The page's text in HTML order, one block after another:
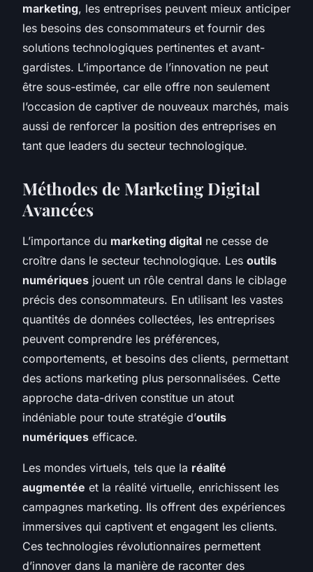
marketing, les entreprises peuvent mieux anticiper
les besoins des consommateurs et fournir des
solutions technologiques pertinentes et avant-
gardistes. L’importance de l’innovation ne peut
être sous-estimée, car elle offre non seulement
l’occasion de captiver de nouveaux marchés, mais
aussi de renforcer la position des entreprises en
tant que leaders du secteur technologique.
Méthodes de Marketing Digital
Avancées
L’importance du marketing digital ne cesse de
croître dans le secteur technologique. Les outils
numériques jouent un rôle central dans le ciblage
précis des consommateurs. En utilisant les vastes
quantités de données collectées, les entreprises
peuvent comprendre les préférences,
comportements, et besoins des clients, permettant
des actions marketing plus personnalisées. Cette
approche data-driven constitue un atout
indéniable pour toute stratégie d’outils
numériques efficace.
Les mondes virtuels, tels que la réalité
augmentée et la réalité virtuelle, enrichissent les
campagnes marketing. Ils offrent des expériences
immersives qui captivent et engagent les clients.
Ces technologies révolutionnaires permettent
d’innover dans la manière de raconter des